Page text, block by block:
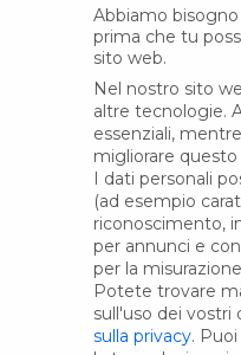
INFORMAZIONI
Il mio account
Condizioni di
Spese di
Politica di
Domande
CONTATTI
Abbiamo
prima che tu
sito web.
Nel nostro sito
altre tecnologie.
essenziali,
migliorare
I dati personali
(ad esempio
riconoscimento,
per annunci e
per la
Potete trovare
sull'uso dei vostri
sulla privacy.